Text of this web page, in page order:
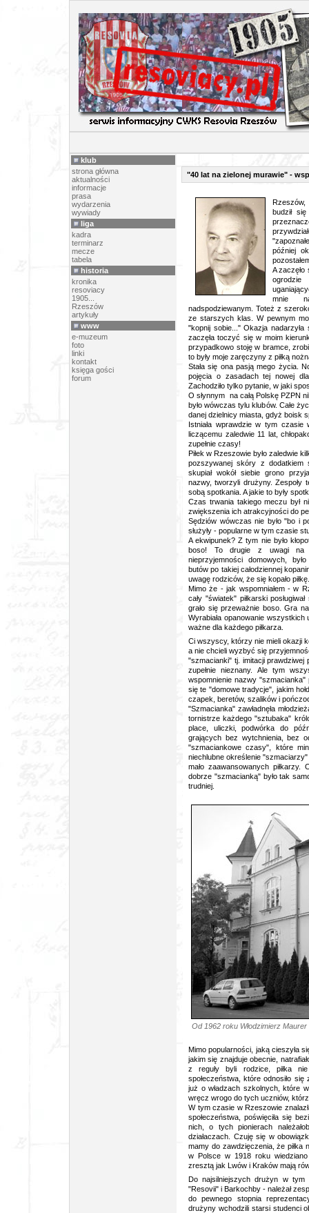
klub
strona główna
aktualności
informacje
prasa
wydarzenia
wywiady
liga
kadra
terminarz
mecze
tabela
historia
kronika
resoviacy
1905...
Rzeszów
artykuły
www
e-muzeum
foto
linki
kontakt
księga gości
forum
"40 lat na zielonej murawie" -
Rzeszów,
budził
później
A
mnie
nadspodziewanym. Toteż z
ze starszych klas. W pewnym
"kopnij sobie..." Okazja
zaczęła toczyć się w moim
przypadkowo stoję w bramce,
to były moje zaręczyny z piłką
Stała się ona pasją mego życia.
pojęcia o zasadach tej nowej
Zachodziło tylko pytanie, w jaki
O słynnym na całą Polskę PZPN
było wówczas tylu klubów. Całe
danej dzielnicy miasta, gdyż boisk
Istniała wprawdzie w tym czasie
liczącemu zaledwie 11 lat,
zupełnie czasy!
Piłek w Rzeszowie było zaledwie
pozszywanej skóry z dodatkiem
skupiał wokół siebie grono
nazwy, tworzyli drużyny. Zespoły
sobą spotkania. A jakie to były
Czas trwania takiego meczu był
zwiększenia ich atrakcyjności do
Sędziów wówczas nie było "bo i
służyły - popularne w tym czasie
A ekwipunek? Z tym nie było
boso! To drugie z uwagi na
nieprzyjemności domowych,
butów po takiej całodziennej
uwagę rodziców, że się kopało piłkę.
Mimo że - jak wspomniałem - w
cały "światek" piłkarski
grało się przeważnie boso. Gra
Wyrabiała opanowanie
ważne dla każdego piłkarza.
Ci wszyscy, którzy nie mieli okazji
a nie chcieli wyzbyć się
"szmacianki" tj. imitacji prawdziwej
zupełnie nieznany. Ale tym
wspomnienie nazwy
się te "domowe tradycje", jakim
czapek, beretów, szalików i
"Szmacianka" zawładnęła
tornistrze każdego "sztubaka"
place, uliczki, podwórka do
grających bez wytchnienia, bez
"szmaciankowe czasy", które
niechlubne określenie
mało zaawansowanych piłkarzy.
dobrze "szmacianką" było tak
trudniej.
Od 1962 roku Włodzimierz
Mimo popularności, jaką cieszyła
jakim się znajduje obecnie,
z reguły byli rodzice, piłka
społeczeństwa, które odnosiło
już o władzach szkolnych, które w
wręcz wrogo do tych uczniów,
W tym czasie w Rzeszowie
społeczeństwa, poświęciła się
nich, o tych pionierach
działaczach. Czuję się w
mamy do zawdzięczenia, że
w Polsce w 1918 roku
zresztą jak Lwów i Kraków mają
Do najsilniejszych drużyn w
"Resovii" i Barkochby - należał
do pewnego stopnia
drużyny wchodzili starsi studenci